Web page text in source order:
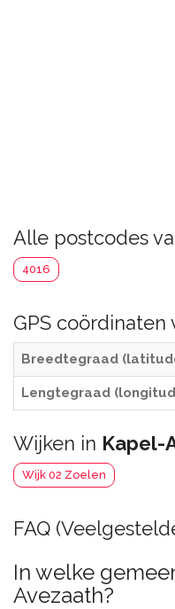
Alle postcodes
4016
GPS coördinaten
Breedtegraad
Lengtegraad
Wijken in Kapel-
Wijk 02 Zoelen
FAQ
In welke
Avezaath?